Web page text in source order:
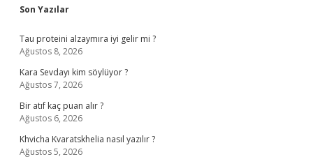
Sidebar
Son Yazılar
Tau proteini alzaymıra iyi gelir mi ?
Ağustos 8, 2026
Kara Sevdayı kim söylüyor ?
Ağustos 7, 2026
Bir atıf kaç puan alır ?
Ağustos 6, 2026
Khvicha Kvaratskhelia nasıl yazılır ?
Ağustos 5, 2026